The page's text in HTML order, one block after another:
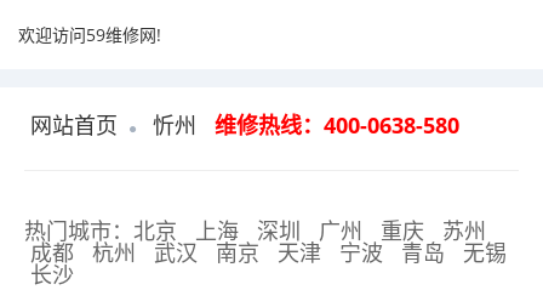
欢迎访问59维修网!
网站首页 忻州 维修热线：400-0638-580
热门城市： 北京 上海 深圳 广州 重庆 苏州
成都 杭州 武汉 南京 天津 宁波 青岛 无锡
长沙